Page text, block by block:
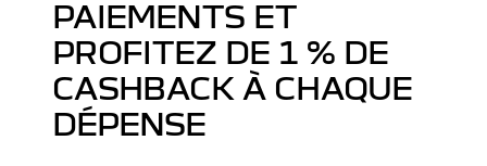
PAIEMENTS ET
PROFITEZ DE 1 % DE
CASHBACK À CHAQUE
DÉPENSE